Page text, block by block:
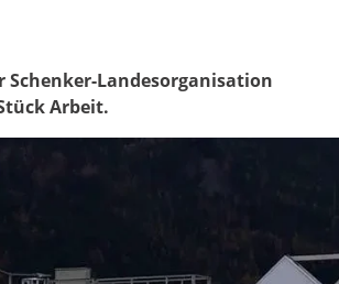
Landesorganisation
Arbeit.